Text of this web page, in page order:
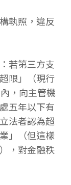
執照，違反
若第三方支
限」（現行
，向主管機
五年以下有
法者認為超
」（但這樣
，對金融秩